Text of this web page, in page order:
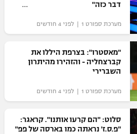
דבר כזה"
מערכת ספורט 1 | לפני 4 חודשים
"מאסטרו": בצרפת היללו את
קברצחליה - והזהירו מהיתרון
השברירי
מערכת ספורט 1 | לפני 4 חודשים
סלוט: "הם קרעו אותנו". קראגר:
"פ.ס.ז' נראתה כמו בארסה של פפ"